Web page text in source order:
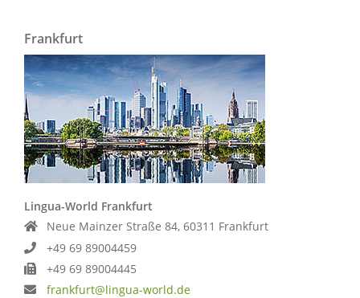
Lingua-World Frankfurt
Neue Mainzer Straße 84, 60311 Frankfurt
+49 69 89004459
+49 69 89004445
frankfurt@lingua-world.de
Frankfurt